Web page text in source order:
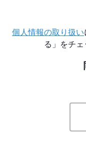
個人情報の取り扱い
る」をチェ